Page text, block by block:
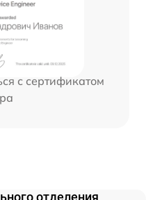
с сертификатом
отделения